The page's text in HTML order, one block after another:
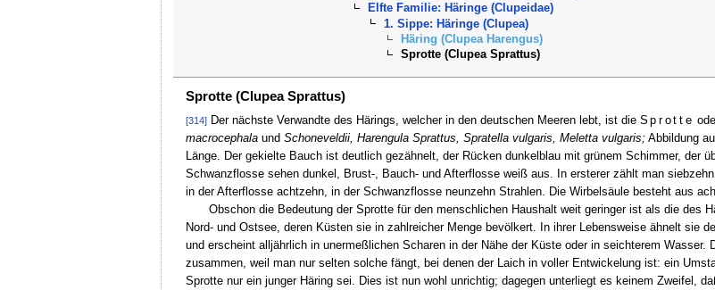
Elfte Familie: Häringe (Clupeidae)
1. Sippe: Häringe (Clupea)
Häring (Clupea Harengus)
Sprotte (Clupea Sprattus)
Sprotte (Clupea Sprattus)
[314]Der nächste Verwandte des Härings, welcher in den deutschen Meeren lebt, ist die Sprotte
macrocephalaund Schoneveldii, Harengula Sprattus, Spratella vulgaris, Meletta vulgaris; Abbildung
Länge. Der gekielte Bauch ist deutlich gezähnelt, der Rücken dunkelblau mit grünem Schimmer, der
Schwanzflosse sehen dunkel, Brust-, Bauch- und Afterflosse weiß aus. In ersterer zählt man
in der Afterflosse achtzehn, in der Schwanzflosse neunzehn Strahlen. Die Wirbelsäule besteht aus
Obschon die Bedeutung der Sprotte für den menschlichen Haushalt weit geringer ist als die des
Nord- und Ostsee, deren Küsten sie in zahlreicher Menge bevölkert. In ihrer Lebensweise ähnelt sie
und erscheint alljährlich in unermeßlichen Scharen in der Nähe der Küste oder in seichterem
zusammen, weil man nur selten solche fängt, bei denen der Laich in voller Entwickelung ist: ein
Sprotte nur ein junger Häring sei. Dies ist nun wohl unrichtig; dagegen unterliegt es keinem Zweifel,